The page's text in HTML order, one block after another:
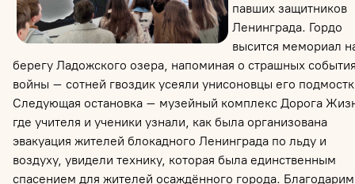
павших защитников
Ленинграда. Гордо
высится мемориал
берегу Ладожского озера, напоминая о страшных
войны – сотней гвоздик усеяли унисоновцы его
Следующая остановка – музейный комплекс Дорога
где учителя и ученики узнали, как была организована
эвакуация жителей блокадного Ленинграда по льду и
воздуху, увидели технику, которая была единственным
спасением для жителей осаждённого города. Благодарим